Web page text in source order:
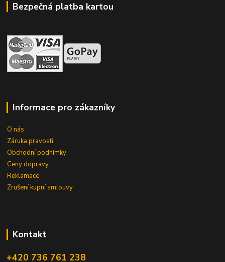
Bezpečná platba kartou
Informace pro zákazníky
O nás
Záruka pravosti
Obchodní podnímky
Ceny dopravy
Reklamace
Zrušení kupní smlouvy
Kontakt
+420 736 761 238